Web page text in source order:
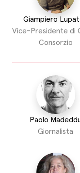
Giampiero
Vice-Presidente di
Consorzio
Paolo
Giornalista